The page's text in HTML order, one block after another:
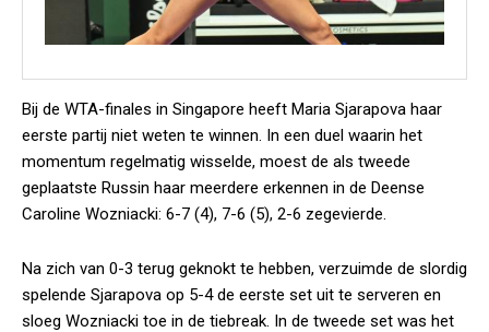
Bij de WTA-finales in Singapore heeft Maria Sjarapova haar
eerste partij niet weten te winnen. In een duel waarin het
momentum regelmatig wisselde, moest de als tweede
geplaatste Russin haar meerdere erkennen in de Deense
Caroline Wozniacki: 6-7 (4), 7-6 (5), 2-6 zegevierde.
Na zich van 0-3 terug geknokt te hebben, verzuimde de slordig
spelende Sjarapova op 5-4 de eerste set uit te serveren en
sloeg Wozniacki toe in de tiebreak. In de tweede set was het